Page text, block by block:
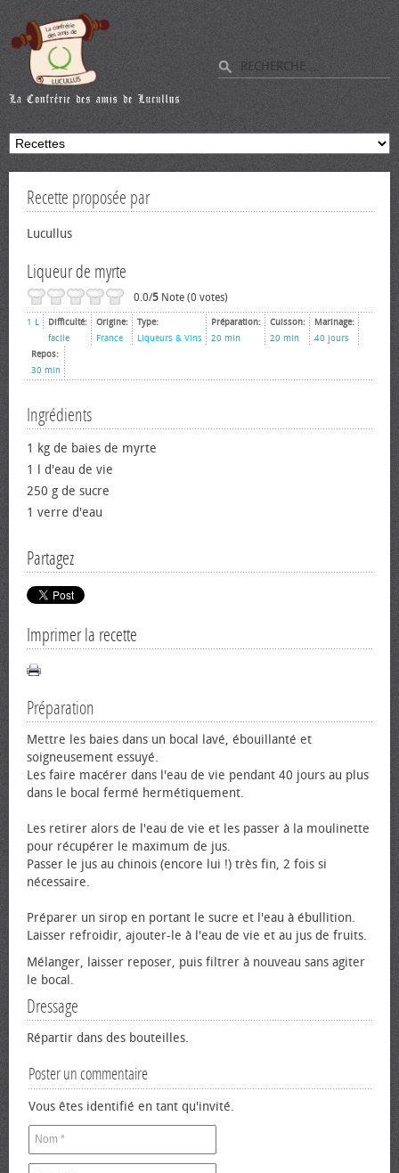
Recette proposée par
Lucullus
Liqueur de myrte
0.0/5 Note (0 votes)
1 L
Difficulté:
facile
Origine:
France
Type:
Liqueurs & Vins
Préparation:
20 min
Cuisson:
20 min
Marinage:
40 jours
Repos:
30 min
Ingrédients
1 kg de baies de myrte
1 l d'eau de vie
250 g de sucre
1 verre d'eau
Partagez
Imprimer la recette
Préparation
Mettre les baies dans un bocal lavé, ébouillanté et
soigneusement essuyé.
Les faire macérer dans l'eau de vie pendant 40 jours au plus
dans le bocal fermé hermétiquement.
Les retirer alors de l'eau de vie et les passer à la moulinette
pour récupérer le maximum de jus.
Passer le jus au chinois (encore lui !) très fin, 2 fois si
nécessaire.
Préparer un sirop en portant le sucre et l'eau à ébullition.
Laisser refroidir, ajouter-le à l'eau de vie et au jus de fruits.
Mélanger, laisser reposer, puis filtrer à nouveau sans agiter
le bocal.
Dressage
Répartir dans des bouteilles.
Poster un commentaire
Vous êtes identifié en tant qu'invité.